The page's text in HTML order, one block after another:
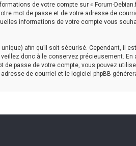
de votre compte sur « Forum-
mot de passe et de votre adresse de
informations de votre compte vous
afin qu’il soit sécurisé. Cependant,
donc à le conservez précieusement.
de passe de votre compte, vous pouvez
de courriel et le logiciel phpBB